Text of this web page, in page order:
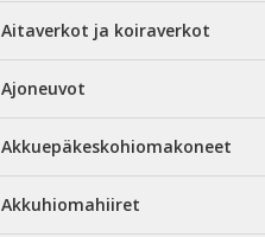
Aitaverkot ja koiraverkot
Ajoneuvot
Akkuepäkeskohiomakoneet
Akkuhiomahiiret